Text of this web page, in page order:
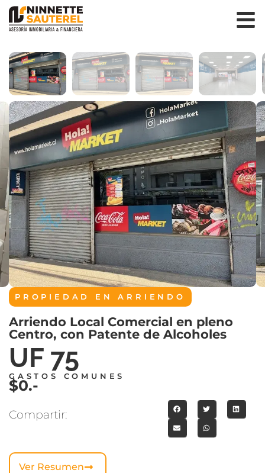
PROPIEDAD ENARRIENDO
Arriendo Local Comercial en pleno
Centro, con Patente de Alcoholes
UF 75
GASTOS COMUNES
$0.-
Compartir:
Ver Resumen